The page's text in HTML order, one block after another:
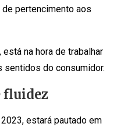
pertencimento aos
na hora de trabalhar
do consumidor.
fluidez
estará pautado em